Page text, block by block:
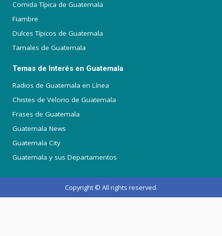
Comida Típica de Guatemala
Fiambre
Dulces Típicos de Guatemala
Tamales de Guatemala
Temas de Interés en Guatemala
Radios de Guatemala en Línea
Chistes de Velorio de Guatemala
Frases de Guatemala
Guatemala News
Guatemala City
Guatemala y sus Departamentos
Copyright © All rights reserved.